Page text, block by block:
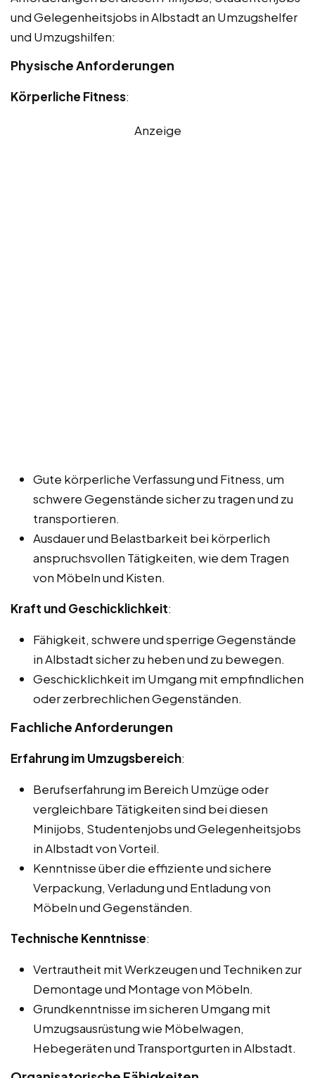
und Gelegenheitsjobs in Albstadt an Umzugshelfer
und Umzugshilfen:
Physische Anforderungen
Körperliche Fitness:
Anzeige
Gute körperliche Verfassung und Fitness, um
schwere Gegenstände sicher zu tragen und zu
transportieren.
Ausdauer und Belastbarkeit bei körperlich
anspruchsvollen Tätigkeiten, wie dem Tragen
von Möbeln und Kisten.
Kraft und Geschicklichkeit:
Fähigkeit, schwere und sperrige Gegenstände
in Albstadt sicher zu heben und zu bewegen.
Geschicklichkeit im Umgang mit empfindlichen
oder zerbrechlichen Gegenständen.
Fachliche Anforderungen
Erfahrung im Umzugsbereich:
Berufserfahrung im Bereich Umzüge oder
vergleichbare Tätigkeiten sind bei diesen
Minijobs, Studentenjobs und Gelegenheitsjobs
in Albstadt von Vorteil.
Kenntnisse über die effiziente und sichere
Verpackung, Verladung und Entladung von
Möbeln und Gegenständen.
Technische Kenntnisse:
Vertrautheit mit Werkzeugen und Techniken zur
Demontage und Montage von Möbeln.
Grundkenntnisse im sicheren Umgang mit
Umzugsausrüstung wie Möbelwagen,
Hebegeräten und Transportgurten in Albstadt.